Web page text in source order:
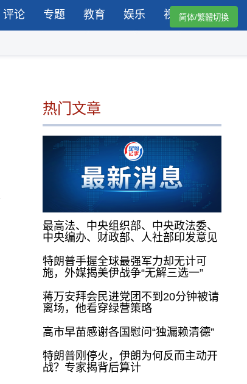
评论 专题 教育 娱乐 视频简体/繁體切換
热门文章
最高法、中央组织部、中央政法委、
中央编办、财政部、人社部印发意见
特朗普手握全球最强军力却无计可
施，外媒揭美伊战争“无解三选一”
蒋万安拜会民进党团不到20分钟被请
离场，他看穿绿营策略
高市早苗感谢各国慰问“独漏赖清德”
特朗普刚停火，伊朗为何反而主动开
战？专家揭背后算计